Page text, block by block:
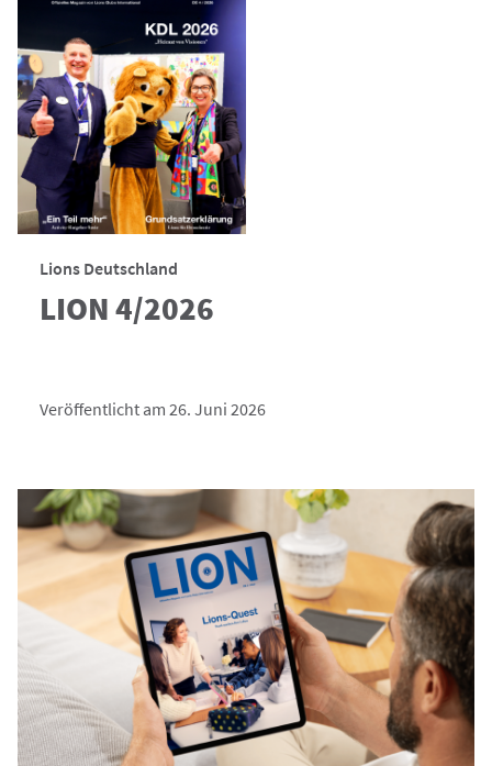
Lions Deutschland
LION 4/2026
Veröffentlicht am 26. Juni 2026